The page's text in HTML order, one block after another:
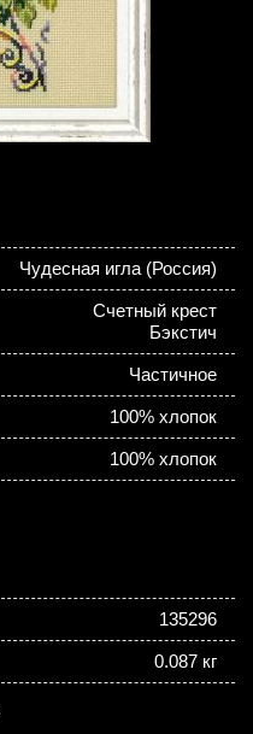
Чудесная игла (Россия)
Счетный крест
Бэкстич
Частичное
100% хлопок
100% хлопок
135296
0.087 кг